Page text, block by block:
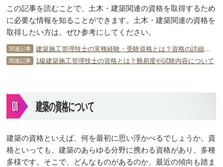
この記事を読むことで、土木・建築関連の資格を取得するため
に必要な情報を知ることができます。土木・建築関連の資格を
取得したい方は、ぜひ参考にしてください。
関連記事 建築施工管理技士の実務経験・受験資格とは？資格の詳細をチェック！
関連記事 1級建築施工管理技士の資格とは？難易度や試験内容について
建築の資格について
建築の資格といえば、何を最初に思い浮かべるでしょうか。資
格といっても、建築のあらゆる分野に携わる資格があり、多種
多様です。そこで、どんなものがあるのか、最近の傾向も踏ま